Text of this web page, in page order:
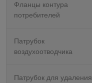
Фланцы контура
потребителей
Патрубок
воздухоотводчика
Патрубок для удаления